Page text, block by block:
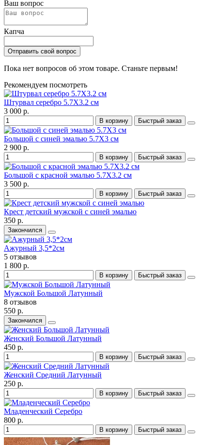
Ваш вопрос
Капча
Отправить свой вопрос
Пока нет вопросов об этом товаре. Станьте первым!
Рекомендуем посмотреть
Штурвал серебро 5.7X3.2 см
3 000 р.
В корзину Быстрый заказ
Большой с синей эмалью 5.7X3 см
2 900 р.
В корзину Быстрый заказ
Большой с красной эмалью 5.7X3.2 см
3 500 р.
В корзину Быстрый заказ
Крест детский мужской с синей эмалью
350 р.
Закончился
Ажурный 3,5*2см
5 отзывов
1 800 р.
В корзину Быстрый заказ
Мужской Большой Латунный
8 отзывов
550 р.
Закончился
Женский Большой Латунный
450 р.
В корзину Быстрый заказ
Женский Средний Латунный
250 р.
В корзину Быстрый заказ
Младенческий Серебро
800 р.
В корзину Быстрый заказ